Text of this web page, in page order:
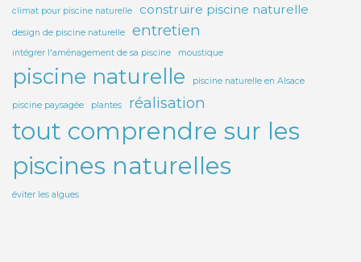
climat pour piscine naturelle construire piscine naturelle
design de piscine naturelle entretien
intégrer l'aménagement de sa piscine moustique
piscine naturelle piscine naturelle en Alsace
piscine paysagée plantes réalisation
tout comprendre sur les
piscines naturelles
éviter les algues